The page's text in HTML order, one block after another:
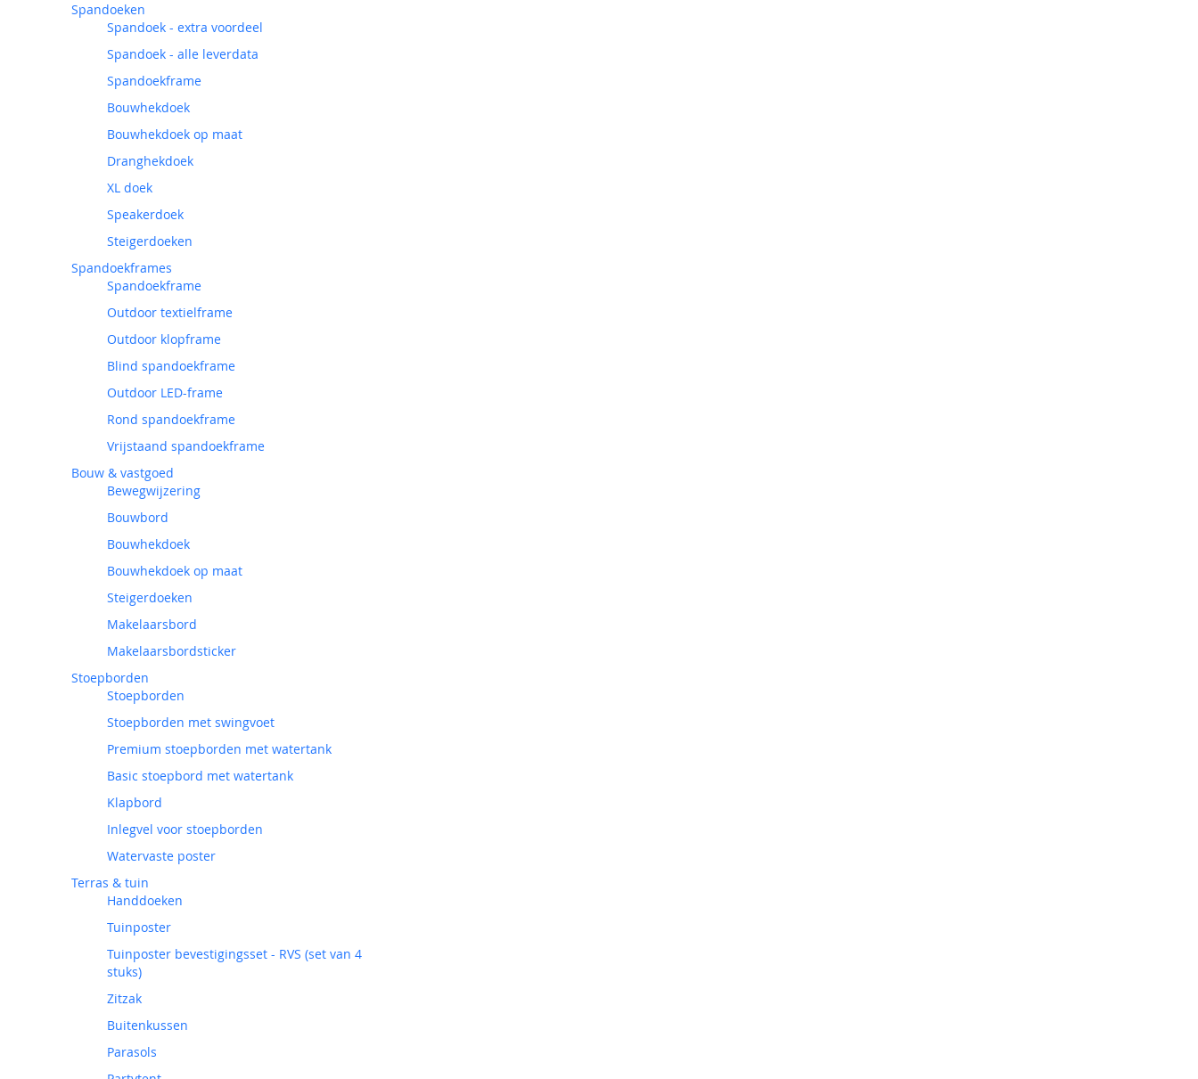
Spandoeken
Spandoek - extra voordeel
Spandoek - alle leverdata
Spandoekframe
Bouwhekdoek
Bouwhekdoek op maat
Dranghekdoek
XL doek
Speakerdoek
Steigerdoeken
Spandoekframes
Spandoekframe
Outdoor textielframe
Outdoor klopframe
Blind spandoekframe
Outdoor LED-frame
Rond spandoekframe
Vrijstaand spandoekframe
Bouw & vastgoed
Bewegwijzering
Bouwbord
Bouwhekdoek
Bouwhekdoek op maat
Steigerdoeken
Makelaarsbord
Makelaarsbordsticker
Stoepborden
Stoepborden
Stoepborden met swingvoet
Premium stoepborden met watertank
Basic stoepbord met watertank
Klapbord
Inlegvel voor stoepborden
Watervaste poster
Terras & tuin
Handdoeken
Tuinposter
Tuinposter bevestigingsset - RVS (set van 4
stuks)
Zitzak
Buitenkussen
Parasols